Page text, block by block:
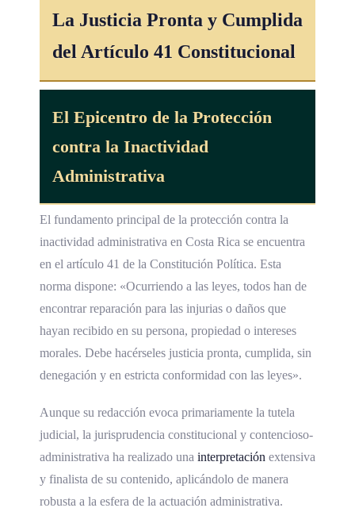
La Justicia Pronta y Cumplida
del Artículo 41 Constitucional
El Epicentro de la Protección
contra la Inactividad
Administrativa
El fundamento principal de la protección contra la
inactividad administrativa en Costa Rica se encuentra
en el artículo 41 de la Constitución Política. Esta
norma dispone: «Ocurriendo a las leyes, todos han de
encontrar reparación para las injurias o daños que
hayan recibido en su persona, propiedad o intereses
morales. Debe hacérseles justicia pronta, cumplida, sin
denegación y en estricta conformidad con las leyes».
Aunque su redacción evoca primariamente la tutela
judicial, la jurisprudencia constitucional y contencioso-
administrativa ha realizado una interpretación extensiva
y finalista de su contenido, aplicándolo de manera
robusta a la esfera de la actuación administrativa.